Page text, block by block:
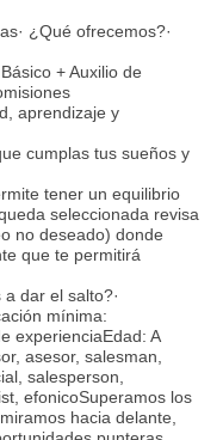
¿Qué ofrecemos?·
+ Auxilio de
aprendizaje y
cumplas tus sueños y
tener un equilibrio
seleccionada revisa
no deseado) donde
que te permitirá
dar el salto?·
mínima:
experienciaEdad: A
asesor, salesman,
salesperson,
efonicoSuperamos los
hacia delante,